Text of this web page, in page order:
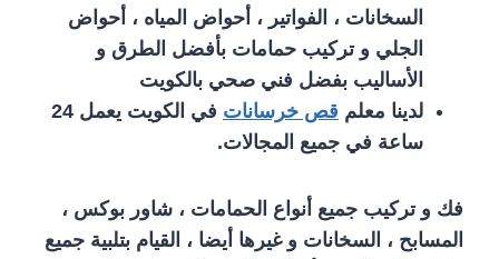
السخانات ، الفواتير ، أحواض المياه ، أحواض
الجلي و تركيب حمامات بأفضل الطرق و
الأساليب بفضل فني صحي بالكويت
لدينا معلم قص خرسانات
في الكويت يعمل 24
ساعة في جميع المجالات.
فك و تركيب جميع أنواع الحمامات ، شاور بوكس ،
المسابح ، السخانات و غيرها أيضا ، القيام بتلبية جميع